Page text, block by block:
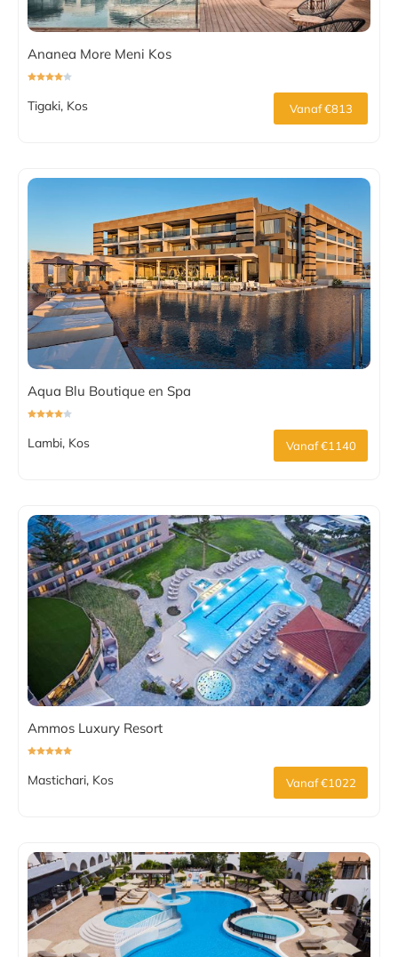
Ananea More Meni Kos
Tigaki, Kos Vanaf €813
Aqua Blu Boutique en Spa
Lambi, Kos Vanaf €1140
Ammos Luxury Resort
Mastichari, Kos Vanaf €1022